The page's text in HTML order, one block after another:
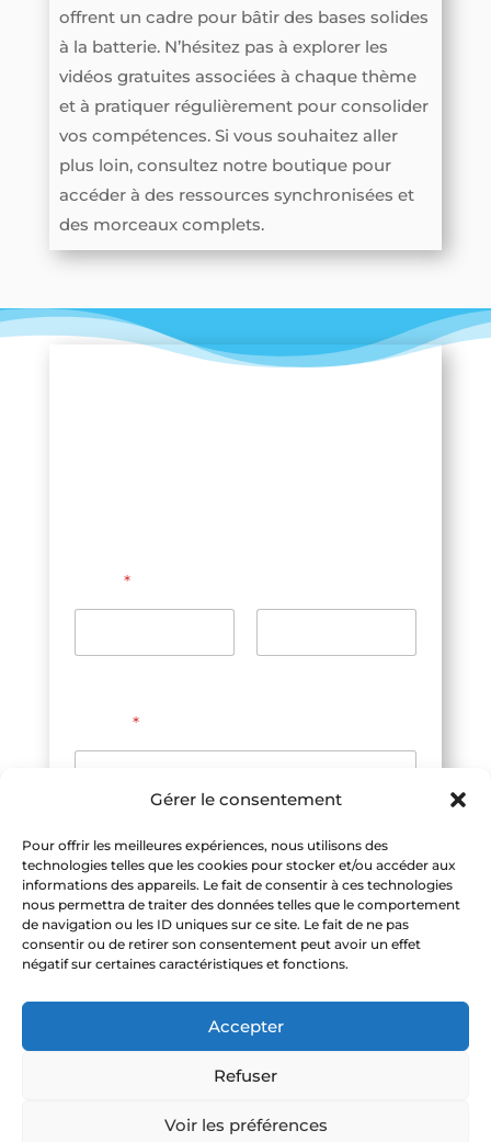
Gérer le consentement
Pour offrir les meilleures expériences, nous utilisons des
technologies telles que les cookies pour stocker et/ou accéder aux
informations des appareils. Le fait de consentir à ces technologies
nous permettra de traiter des données telles que le comportement
de navigation ou les ID uniques sur ce site. Le fait de ne pas
consentir ou de retirer son consentement peut avoir un effet
négatif sur certaines caractéristiques et fonctions.
Accepter
Refuser
Voir les préférences
offrent un cadre pour bâtir des bases solides
à la batterie. N’hésitez pas à explorer les
vidéos gratuites associées à chaque thème
et à pratiquer régulièrement pour consolider
vos compétences. Si vous souhaitez aller
plus loin, consultez notre boutique pour
accéder à des ressources synchronisées et
des morceaux complets.
m
o
i
l
*
*
Je m'inscris
A
l
t